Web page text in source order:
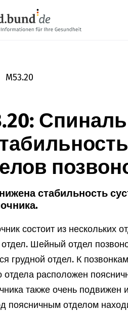
M53.20
стабильность
состоит из нескольких
Шейный отдел
грудной отдел. К
отдела расположен
также очень подвижен
поясничным отделом